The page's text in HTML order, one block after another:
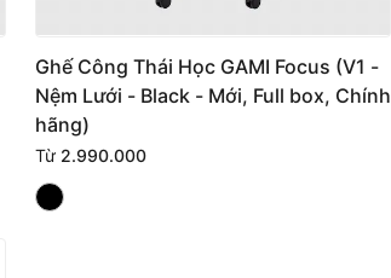
Ghế Công Thái Học GAMI Focus (V1 -
Nệm Lưới - Black - Mới, Full box, Chính
hãng)
Từ 2.990.000